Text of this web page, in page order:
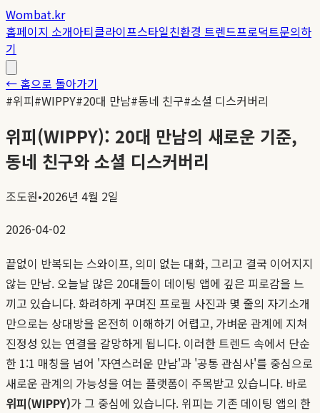
Wombat.kr
홈페이지 소개아티클라이프스타일친환경 트렌드프로덕트문의하
기
← 홈으로 돌아가기
#위피#WIPPY#20대 만남#동네 친구#소셜 디스커버리
위피(WIPPY): 20대 만남의 새로운 기준,
동네 친구와 소셜 디스커버리
조도원•2026년 4월 2일
2026-04-02
끝없이 반복되는 스와이프, 의미 없는 대화, 그리고 결국 이어지지
않는 만남. 오늘날 많은 20대들이 데이팅 앱에 깊은 피로감을 느
끼고 있습니다. 화려하게 꾸며진 프로필 사진과 몇 줄의 자기소개
만으로는 상대방을 온전히 이해하기 어렵고, 가벼운 관계에 지쳐
진정성 있는 연결을 갈망하게 됩니다. 이러한 트렌드 속에서 단순
한 1:1 매칭을 넘어 '자연스러운 만남'과 '공통 관심사'를 중심으로
새로운 관계의 가능성을 여는 플랫폼이 주목받고 있습니다. 바로
위피(WIPPY)가 그 중심에 있습니다. 위피는 기존 데이팅 앱의 한